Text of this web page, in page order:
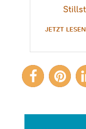
JETZT